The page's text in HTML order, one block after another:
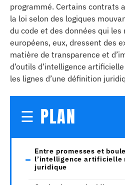
programmé. Certains contrats
la loi selon des logiques
du code et des données qui
européens, eux, dressent des
matière de transparence et
d’outils d’intelligence
les lignes d’une définition
PLAN
Entre promesses et
l’intelligence artificielle
juridique